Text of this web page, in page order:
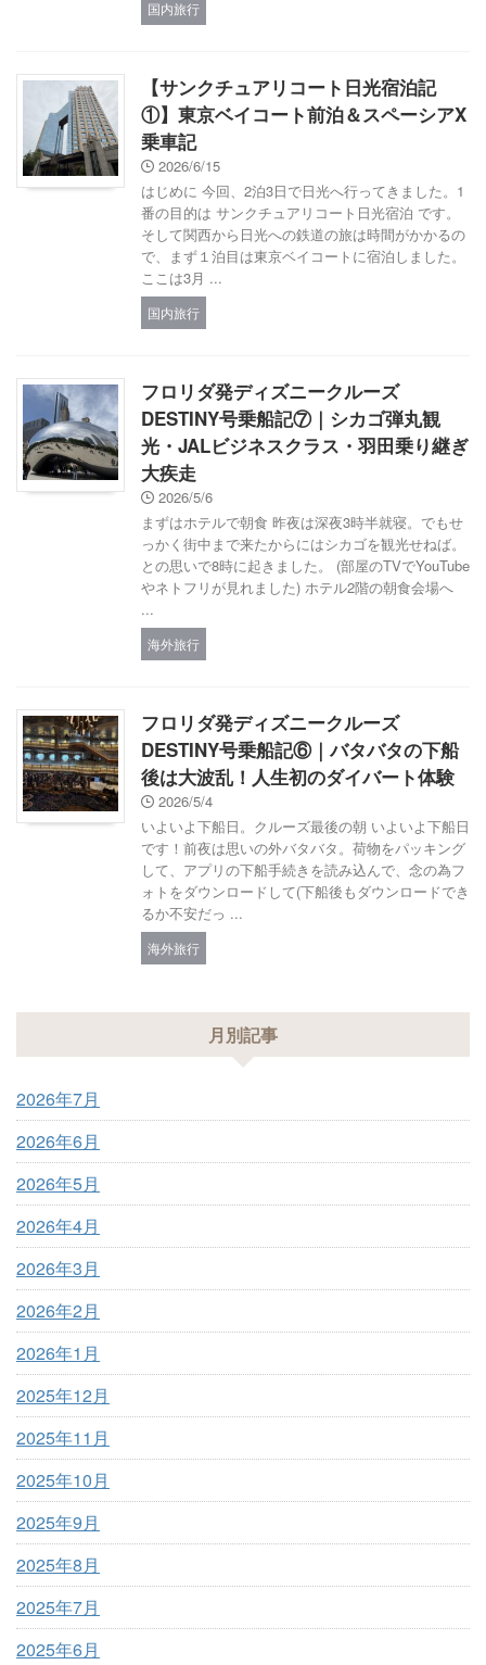
国内旅行
【サンクチュアリコート日光宿泊記
①】東京ベイコート前泊＆スペーシアX
乗車記
2026/6/15
はじめに 今回、2泊3日で日光へ行ってきました。1
番の目的は サンクチュアリコート日光宿泊 です。
そして関西から日光への鉄道の旅は時間がかかるの
で、まず１泊目は東京ベイコートに宿泊しました。
ここは3月 ...
国内旅行
フロリダ発ディズニークルーズ
DESTINY号乗船記⑦｜シカゴ弾丸観
光・JALビジネスクラス・羽田乗り継ぎ
大疾走
2026/5/6
まずはホテルで朝食 昨夜は深夜3時半就寝。でもせ
っかく街中まで来たからにはシカゴを観光せねば。
との思いで8時に起きました。 (部屋のTVでYouTube
やネトフリが見れました) ホテル2階の朝食会場へ
...
海外旅行
フロリダ発ディズニークルーズ
DESTINY号乗船記⑥｜バタバタの下船
後は大波乱！人生初のダイバート体験
2026/5/4
いよいよ下船日。クルーズ最後の朝 いよいよ下船日
です！前夜は思いの外バタバタ。荷物をパッキング
して、アプリの下船手続きを読み込んで、念の為フ
ォトをダウンロードして(下船後もダウンロードでき
るか不安だっ ...
海外旅行
月別記事
2026年7月
2026年6月
2026年5月
2026年4月
2026年3月
2026年2月
2026年1月
2025年12月
2025年11月
2025年10月
2025年9月
2025年8月
2025年7月
2025年6月